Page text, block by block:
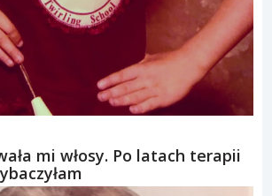
mi włosy. Po latach terapii